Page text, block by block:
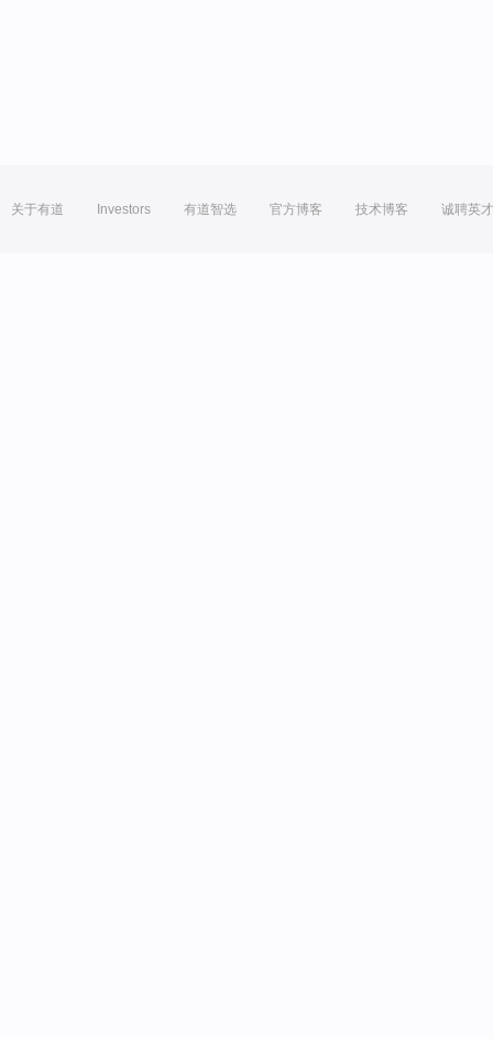
关于有道 Investors 有道智选 官方博客 技术博客 诚聘英才